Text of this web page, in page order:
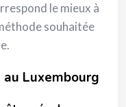
le mieux à
souhaitée
Luxembourg